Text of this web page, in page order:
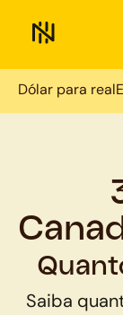
Dólar para real
Saiba